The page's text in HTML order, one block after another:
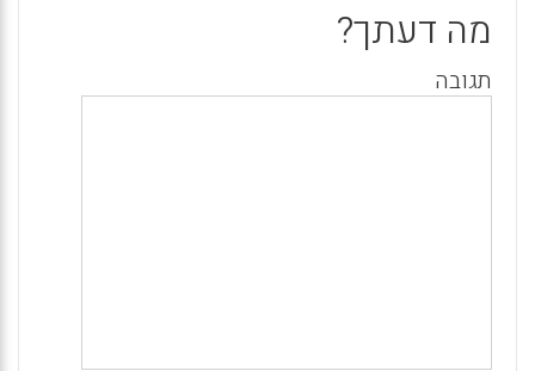
מה דעתך?
תגובה